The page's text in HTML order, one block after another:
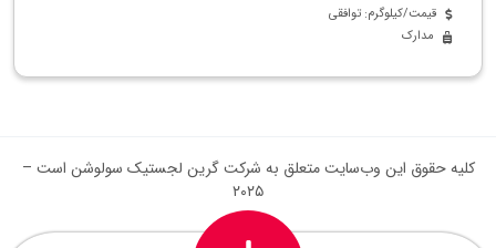
قیمت/کیلوگرم: توافقی
مدارک
کلیه حقوق این وب‌سایت متعلق به شرکت گرین لجستیک سولوشن است –
۲۰۲۵